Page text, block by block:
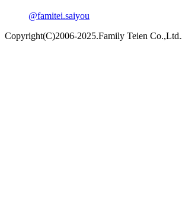
@famitei.saiyou
Copyright(C)2006-2025.Family Teien